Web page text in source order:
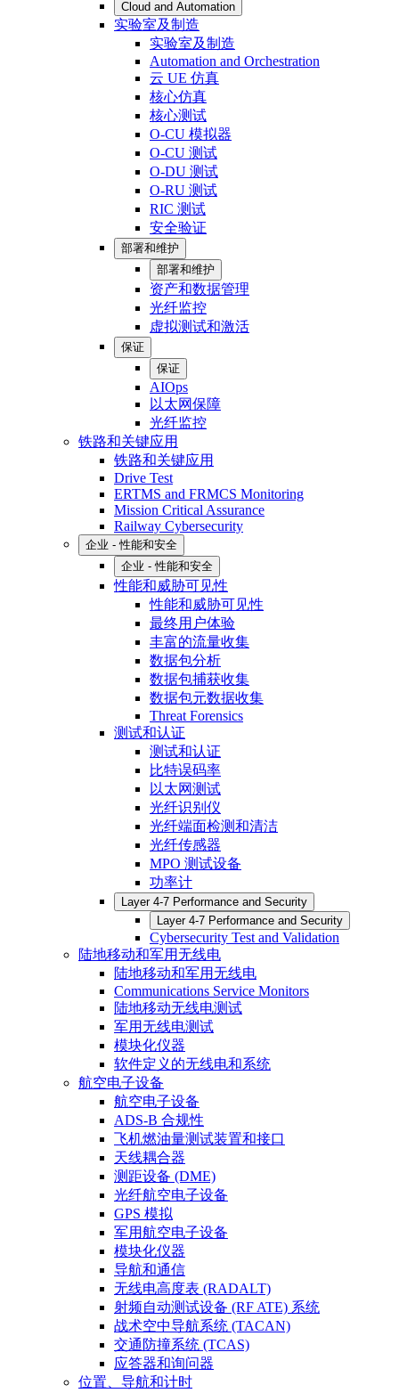
Cloud and Automation
实验室及制造
实验室及制造
Automation and Orchestration
云 UE 仿真
核心仿真
核心测试
O-CU 模拟器
O-CU 测试
O-DU 测试
O-RU 测试
RIC 测试
安全验证
部署和维护
部署和维护
资产和数据管理
光纤监控
虚拟测试和激活
保证
保证
AIOps
以太网保障
光纤监控
铁路和关键应用
铁路和关键应用
Drive Test
ERTMS and FRMCS Monitoring
Mission Critical Assurance
Railway Cybersecurity
企业 - 性能和安全
企业 - 性能和安全
性能和威胁可见性
性能和威胁可见性
最终用户体验
丰富的流量收集
数据包分析
数据包捕获收集
数据包元数据收集
Threat Forensics
测试和认证
测试和认证
比特误码率
以太网测试
光纤识别仪
光纤端面检测和清洁
光纤传感器
MPO 测试设备
功率计
Layer 4-7 Performance and Security
Layer 4-7 Performance and Security
Cybersecurity Test and Validation
陆地移动和军用无线电
陆地移动和军用无线电
Communications Service Monitors
陆地移动无线电测试
军用无线电测试
模块化仪器
软件定义的无线电和系统
航空电子设备
航空电子设备
ADS-B 合规性
飞机燃油量测试装置和接口
天线耦合器
测距设备 (DME)
光纤航空电子设备
GPS 模拟
军用航空电子设备
模块化仪器
导航和通信
无线电高度表 (RADALT)
射频自动测试设备 (RF ATE) 系统
战术空中导航系统 (TACAN)
交通防撞系统 (TCAS)
应答器和询问器
位置、导航和计时